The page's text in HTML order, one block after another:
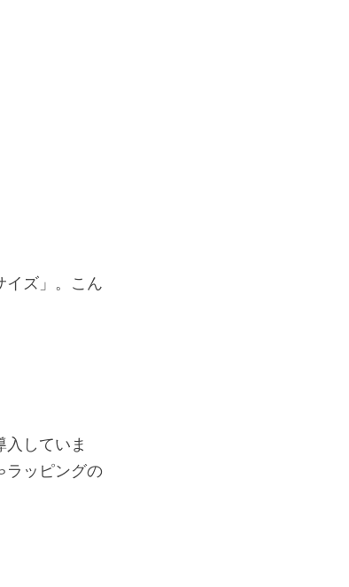
イズ」。こん
していま
ラッピングの